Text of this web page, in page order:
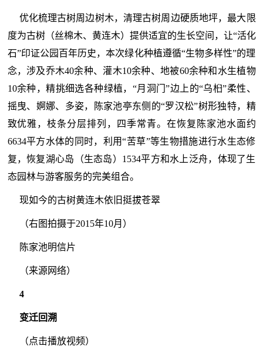
优化梳理古树周边树木，清理古树周边硬质地坪，最大限
度为古树（丝棉木、黄连木）提供适宜的生长空间，让“活化
石”印证公园百年历史，本次绿化种植遵循“生物多样性”的理
念，涉及乔木40余种、灌木10余种、地被60余种和水生植物
10余种，精挑细选各种绿植，“月洞门”边上的“乌桕”柔性、
摇曳、婀娜、多姿，陈家池亭东侧的“罗汉松”树形独特，精
致优雅，枝条分层排列，四季常青。在恢复陈家池水面约
6634平方水体的同时，利用“苦草”等生物措施进行水生态修
复，恢复湖心岛（生态岛）1534平方和水上泛舟，体现了生
态园林与游客服务的完美组合。
现如今的古树黄连木依旧挺拔苍翠
（右图拍摄于2015年10月）
陈家池明信片
（来源网络）
4
变迁回溯
（点击播放视频）